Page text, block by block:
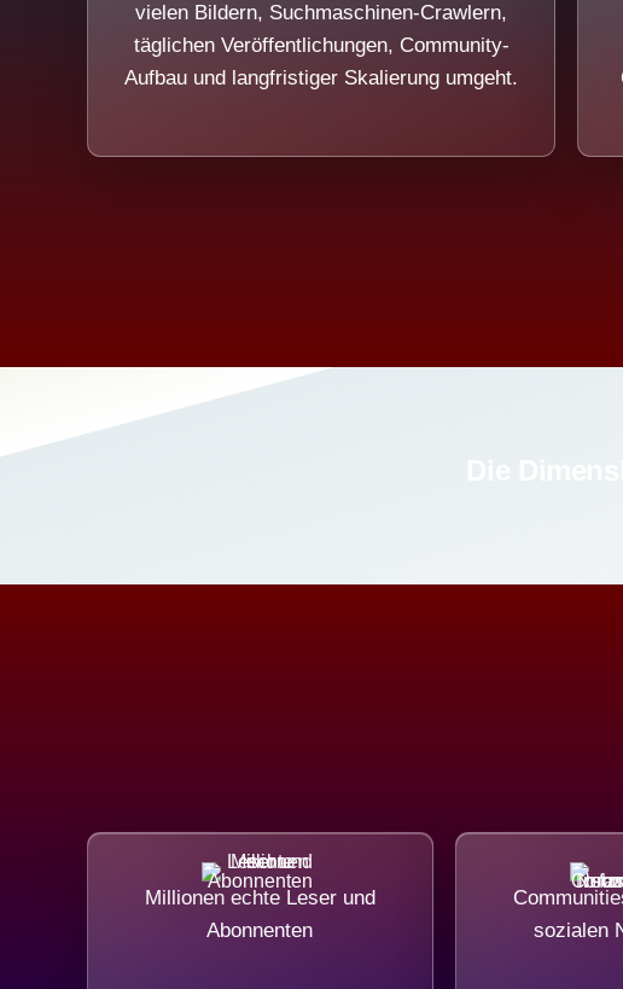
vielen Bildern, Suchmaschinen-Crawlern,
täglichen Veröffentlichungen, Community-
Aufbau und langfristiger Skalierung umgeht.
Millionen echte Leser und
Abonnenten
sozialen